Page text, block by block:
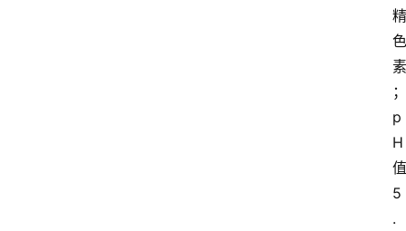
精
色
素
；
p
H
值
5
.